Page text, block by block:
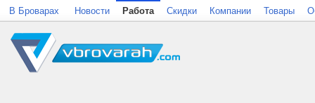
В Броварах Новости Работа Скидки Компании Товары